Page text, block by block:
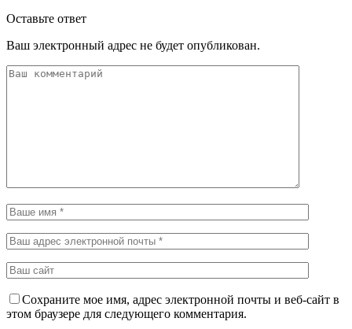
Оставьте ответ
Ваш электронный адрес не будет опубликован.
Сохраните мое имя, адрес электронной почты и веб-сайт в
этом браузере для следующего комментария.